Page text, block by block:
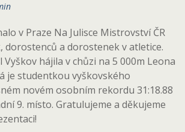
v Praze Na Julisce Mistrovství ČR
a dorostenek v atletice.
Vyškov hájila v chůzi na 5 000m Leona
je studentkou vyškovského
novém osobním rekordu 31:18.88
9. místo. Gratulujeme a děkujeme